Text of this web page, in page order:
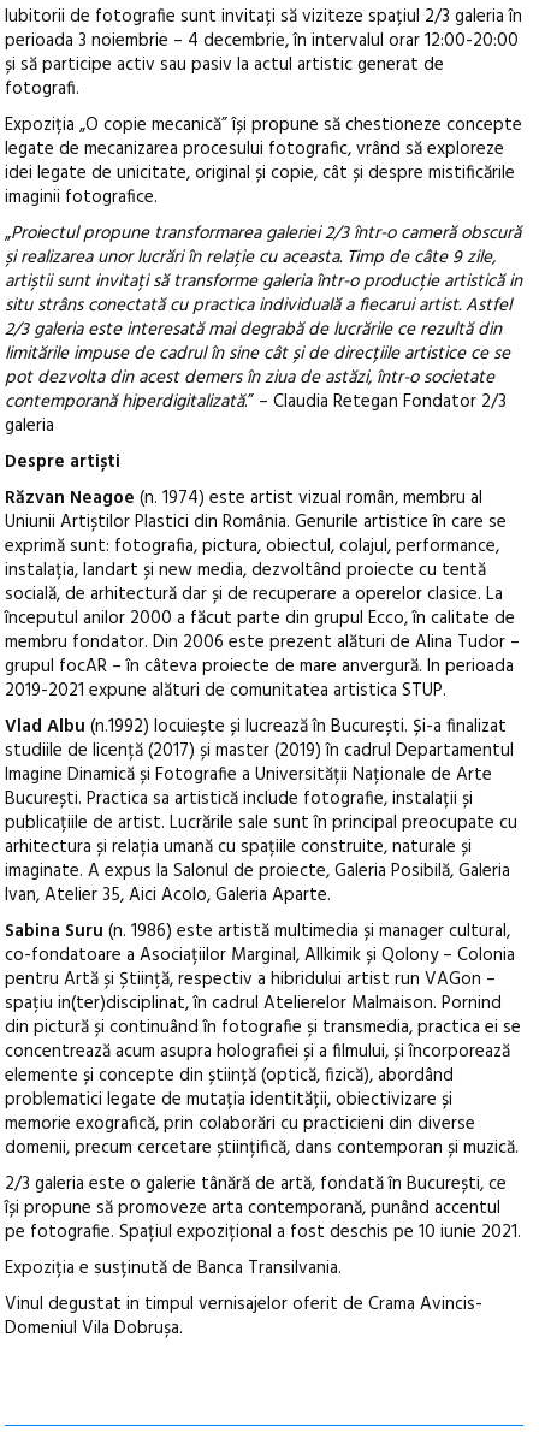
Iubitorii de fotografie sunt invitați să viziteze spațiul 2/3 galeria în
perioada 3 noiembrie – 4 decembrie, în intervalul orar 12:00-20:00
și să participe activ sau pasiv la actul artistic generat de
fotografi.
Expoziția „O copie mecanică” își propune să chestioneze concepte
legate de mecanizarea procesului fotografic, vrând să exploreze
idei legate de unicitate, original și copie, cât și despre mistificările
imaginii fotografice.
„Proiectul propune transformarea galeriei 2/3 într-o cameră obscură
și realizarea unor lucrări în relație cu aceasta. Timp de câte 9 zile,
artiștii sunt invitați să transforme galeria într-o producție artistică in
situ strâns conectată cu practica individuală a fiecarui artist. Astfel
2/3 galeria este interesată mai degrabă de lucrările ce rezultă din
limitările impuse de cadrul în sine cât și de direcțiile artistice ce se
pot dezvolta din acest demers în ziua de astăzi, într-o societate
contemporană hiperdigitalizată.” – Claudia Retegan Fondator 2/3
galeria
Despre artiști
Răzvan Neagoe (n. 1974) este artist vizual român, membru al
Uniunii Artiștilor Plastici din România. Genurile artistice în care se
exprimă sunt: fotografia, pictura, obiectul, colajul, performance,
instalația, landart și new media, dezvoltând proiecte cu tentă
socială, de arhitectură dar și de recuperare a operelor clasice. La
începutul anilor 2000 a făcut parte din grupul Ecco, în calitate de
membru fondator. Din 2006 este prezent alături de Alina Tudor –
grupul focAR – în câteva proiecte de mare anvergură. In perioada
2019-2021 expune alături de comunitatea artistica STUP.
Vlad Albu (n.1992) locuiește și lucrează în București. Și-a finalizat
studiile de licență (2017) și master (2019) în cadrul Departamentul
Imagine Dinamică și Fotografie a Universității Naționale de Arte
București. Practica sa artistică include fotografie, instalații și
publicațiile de artist. Lucrările sale sunt în principal preocupate cu
arhitectura și relația umană cu spațiile construite, naturale și
imaginate. A expus la Salonul de proiecte, Galeria Posibilă, Galeria
Ivan, Atelier 35, Aici Acolo, Galeria Aparte.
Sabina Suru (n. 1986) este artistă multimedia și manager cultural,
co-fondatoare a Asociațiilor Marginal, Allkimik și Qolony – Colonia
pentru Artă și Știință, respectiv a hibridului artist run VAGon –
spațiu in(ter)disciplinat, în cadrul Atelierelor Malmaison. Pornind
din pictură și continuând în fotografie și transmedia, practica ei se
concentrează acum asupra holografiei și a filmului, și încorporează
elemente și concepte din știință (optică, fizică), abordând
problematici legate de mutația identității, obiectivizare și
memorie exografică, prin colaborări cu practicieni din diverse
domenii, precum cercetare științifică, dans contemporan și muzică.
2/3 galeria este o galerie tânără de artă, fondată în București, ce
își propune să promoveze arta contemporană, punând accentul
pe fotografie. Spațiul expozițional a fost deschis pe 10 iunie 2021.
Expoziția e susținută de Banca Transilvania.
Vinul degustat in timpul vernisajelor oferit de Crama Avincis-
Domeniul Vila Dobrușa.